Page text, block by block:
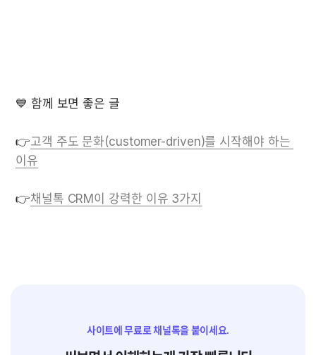
💙 함께 보면 좋은 글
👉고객 주도 문화(customer-driven)를 시작해야 하는
👉채널톡 CRM이 강력한 이유 3가지
사이트에 무료로 채널톡을 붙이세요.